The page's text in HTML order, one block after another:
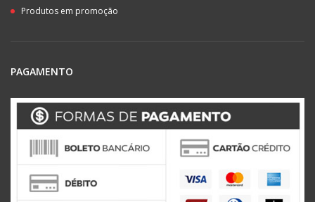
Produtos em promoção
PAGAMENTO